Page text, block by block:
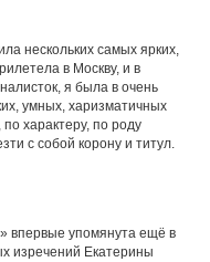
нескольких самых ярких,
в Москву, и в
я была в очень
умных, харизматичных
характеру, по роду
с собой корону и титул.
впервые упомянута ещё в
изречений Екатерины